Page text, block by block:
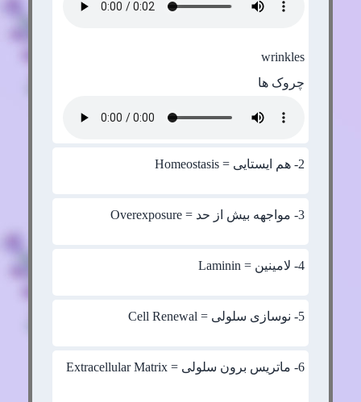
wrinkles
چروک ها
2- هم ایستایی = Homeostasis
3- مواجهه بیش از حد = Overexposure
4- لامینین = Laminin
5- نوسازی سلولی = Cell Renewal
6- ماتریس برون سلولی = Extracellular Matrix